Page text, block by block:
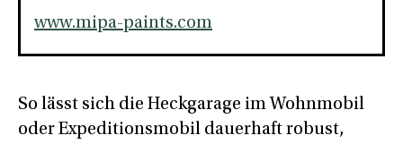
www.mipa-paints.com
So lässt sich die Heckgarage im Wohnmobil
oder Expeditionsmobil dauerhaft robust,